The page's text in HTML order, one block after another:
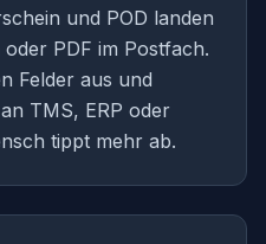
und POD landen
PDF im Postfach.
Felder aus und
TMS, ERP oder
tippt mehr ab.